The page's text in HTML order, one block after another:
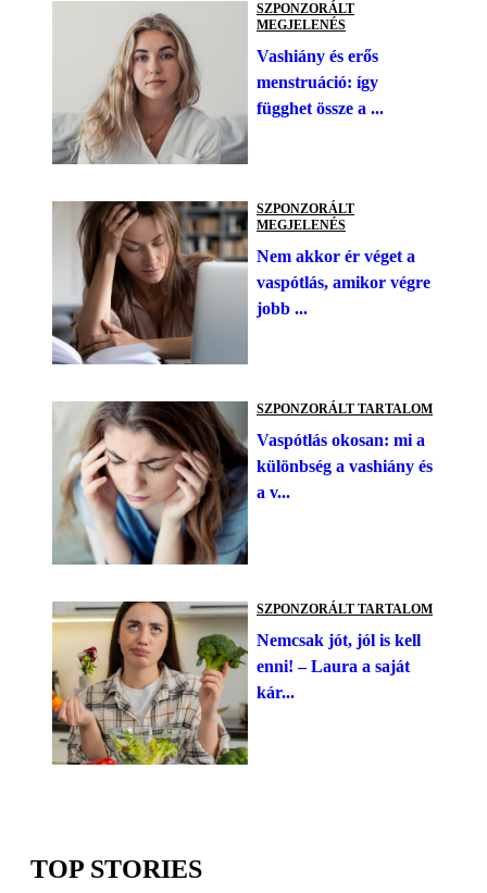
SZPONZORÁLT
MEGJELENÉS
Vashiány és erős
menstruáció: így
függhet össze a ...
SZPONZORÁLT
MEGJELENÉS
Nem akkor ér véget a
vaspótlás, amikor végre
jobb ...
SZPONZORÁLT TARTALOM
Vaspótlás okosan: mi a
különbség a vashiány és
a v...
SZPONZORÁLT TARTALOM
Nemcsak jót, jól is kell
enni! – Laura a saját
kár...
TOP STORIES